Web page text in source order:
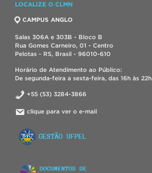
LOCALIZE O CLMN
CAMPUS ANGLO
Salas 306A e 303B - Bloco B
Rua Gomes Carneiro, 01 - Centro
Pelotas - RS, Brasil - 96010-610
Horário de Atendimento ao Público:
De segunda-feira a sexta-feira, das 16h às 22h.
+55 (53) 3284-3866
clique para ver o e-mail